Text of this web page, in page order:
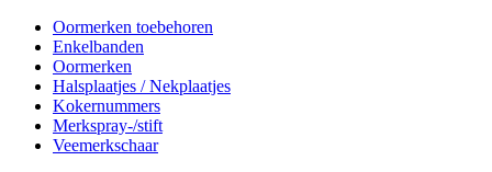
Oormerken toebehoren
Enkelbanden
Oormerken
Halsplaatjes / Nekplaatjes
Kokernummers
Merkspray-/stift
Veemerkschaar